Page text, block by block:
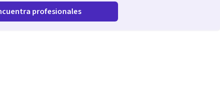
profesionales